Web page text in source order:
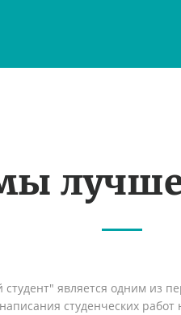
лучше
является одним из
студенческих